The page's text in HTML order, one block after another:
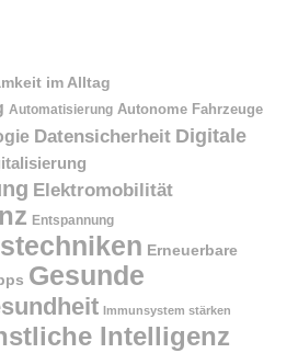
im Alltag
Automatisierung Autonome Fahrzeuge
Datensicherheit Digitale
Elektromobilität
Entspannung
Erneuerbare
Gesunde
Immunsystem stärken
Intelligenz